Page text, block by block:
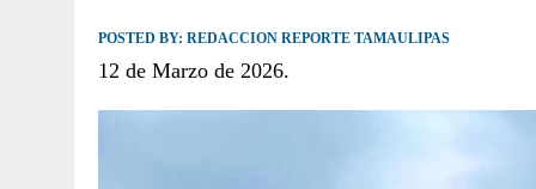
POSTED BY: REDACCION REPORTE TAMAULIPAS
12 de Marzo de 2026.